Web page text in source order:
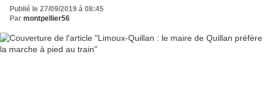
Publié le 27/09/2019 à 08:45
Par montpellier56